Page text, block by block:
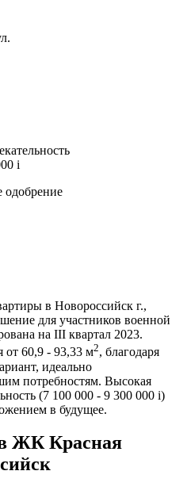
i
одобрение
в Новороссийск г.,
для участников военной
на III квартал 2023.
от 60,9 - 93,33 м2, благодаря
идеально
потребностям. Высокая
(7 100 000 - 9 300 000 i)
в будущее.
ЖК Красная